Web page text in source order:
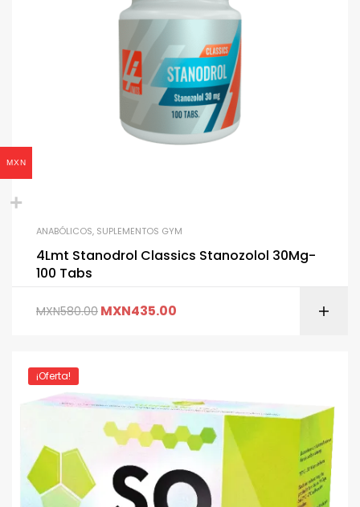
ANABÓLICOS, SUPLEMENTOS GYM
4Lmt Stanodrol Classics Stanozolol 30Mg-
100 Tabs
MXN580.00 MXN435.00
¡Oferta!
MXN